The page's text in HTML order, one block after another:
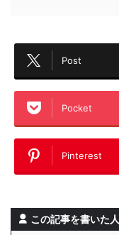
Post
Pocket
Pinterest
この記事を書いた人